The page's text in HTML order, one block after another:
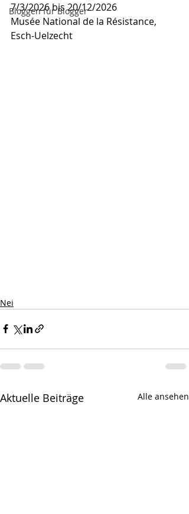
Bloggen für Blogger
7/3/2026 bis 20/12/2026
Musée National de la Résistance,
Esch-Uelzecht
Nei
Aktuelle Beiträge Alle ansehen